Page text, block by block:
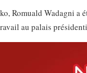
Romuald Wadagni
au palais